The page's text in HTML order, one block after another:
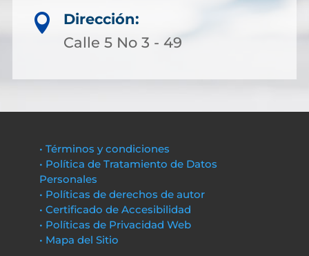

Dirección:
Calle 5 No 3 - 49
• Términos y condiciones
• Política de Tratamiento de Datos
Personales
• Políticas de derechos de autor
• Certificado de Accesibilidad
• Políticas de Privacidad Web
• Mapa del Sitio